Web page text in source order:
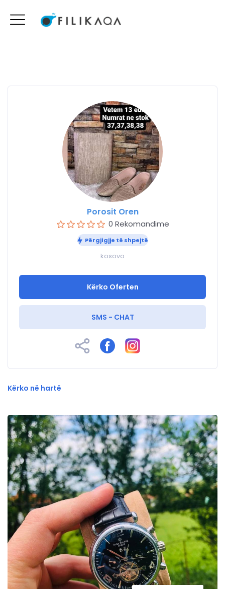
Porosit Oren
0 Rekomandime
Përgjigjje të shpejtë
kosovo
Kërko Oferten
SMS - CHAT
Kërko në hartë